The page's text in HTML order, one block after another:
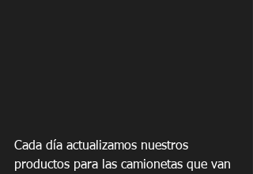
Cada día actualizamos nuestros
productos para las camionetas que van